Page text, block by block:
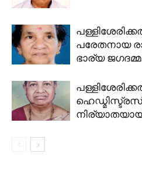
പരേതനായ
ഭാര്യ
ഹെഡ്മിസ്ട്രസ്